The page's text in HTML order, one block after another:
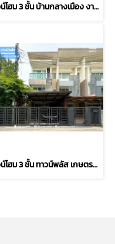
ทาวน์โฮม 3 ชั้น บ้านกลางเมือง งามวงศ์วาน (ขนาด 18 ตร.ว.) งามวงศ์วาน 47 แยก 6 (ซ.ชินเขต 2/6) ใกล้การไฟฟ้าส่วนภูมิภาค(สำนักงานใหญ่) หลักสี่ กทม. : Baan Klang Muang Ngamwongwan
ทาวน์โฮม 3 ชั้น ทาวน์พลัส เกษตร-นวมินทร์ หลังริม (ขนาด 28 ตร.ว.) ถ.คลองลำเจียก แขวงนวลจันทร์ เขตบึงกุ่ม กรุงเทพมหานคร : Towmplus Keset-Nawamin